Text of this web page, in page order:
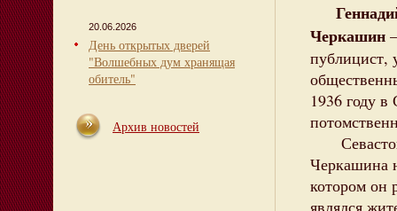
20.06.2026
День открытых дверей
"Волшебных дум хранящая
обитель"
Архив новостей
Черкашин
публицист,
1936 году в
Черкашина
котором он
являлся